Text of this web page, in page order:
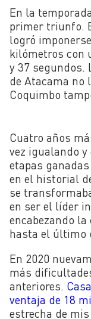
En la
primer triunfo.
logró
kilómetros con
y 37 segundos.
de Atacama no
Coquimbo
Cuatro años
vez igualando y
etapas
en el historial
se
en ser el líder
encabezando
hasta el último
En 2020
más
anteriores.
ventaja de 18
estrecha de